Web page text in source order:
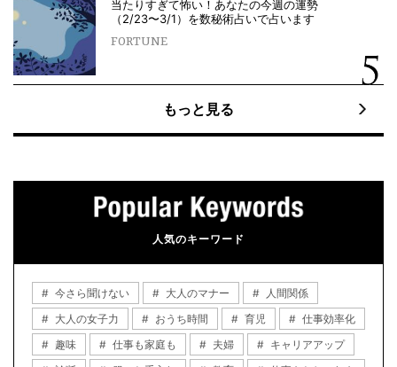
当たりすぎて怖い！あなたの今週の運勢
（2/23〜3/1）を数秘術占いで占います
FORTUNE
もっと見る
人気のキーワード
今さら聞けない 大人のマナー
人間関係
大人の女子力
おうち時間 育児
仕事効率化
趣味
仕事も家庭も 夫婦
キャリアアップ